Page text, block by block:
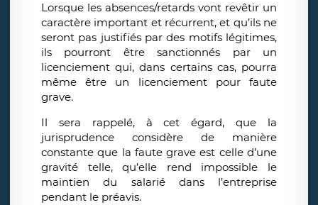
Lorsque les absences/retards vont revêtir un
caractère important et récurrent, et qu’ils ne
seront pas justifiés par des motifs légitimes,
ils pourront être sanctionnés par un
licenciement qui, dans certains cas, pourra
même être un licenciement pour faute
grave.
Il sera rappelé, à cet égard, que la
jurisprudence considère de manière
constante que la faute grave est celle d’une
gravité telle, qu’elle rend impossible le
maintien du salarié dans l’entreprise
pendant le préavis.